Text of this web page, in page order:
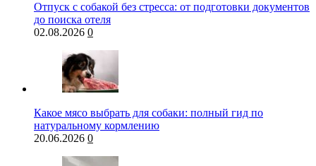
Отпуск с собакой без стресса: от подготовки документов
до поиска отеля
02.08.2026 0
Какое мясо выбрать для собаки: полный гид по
натуральному кормлению
20.06.2026 0